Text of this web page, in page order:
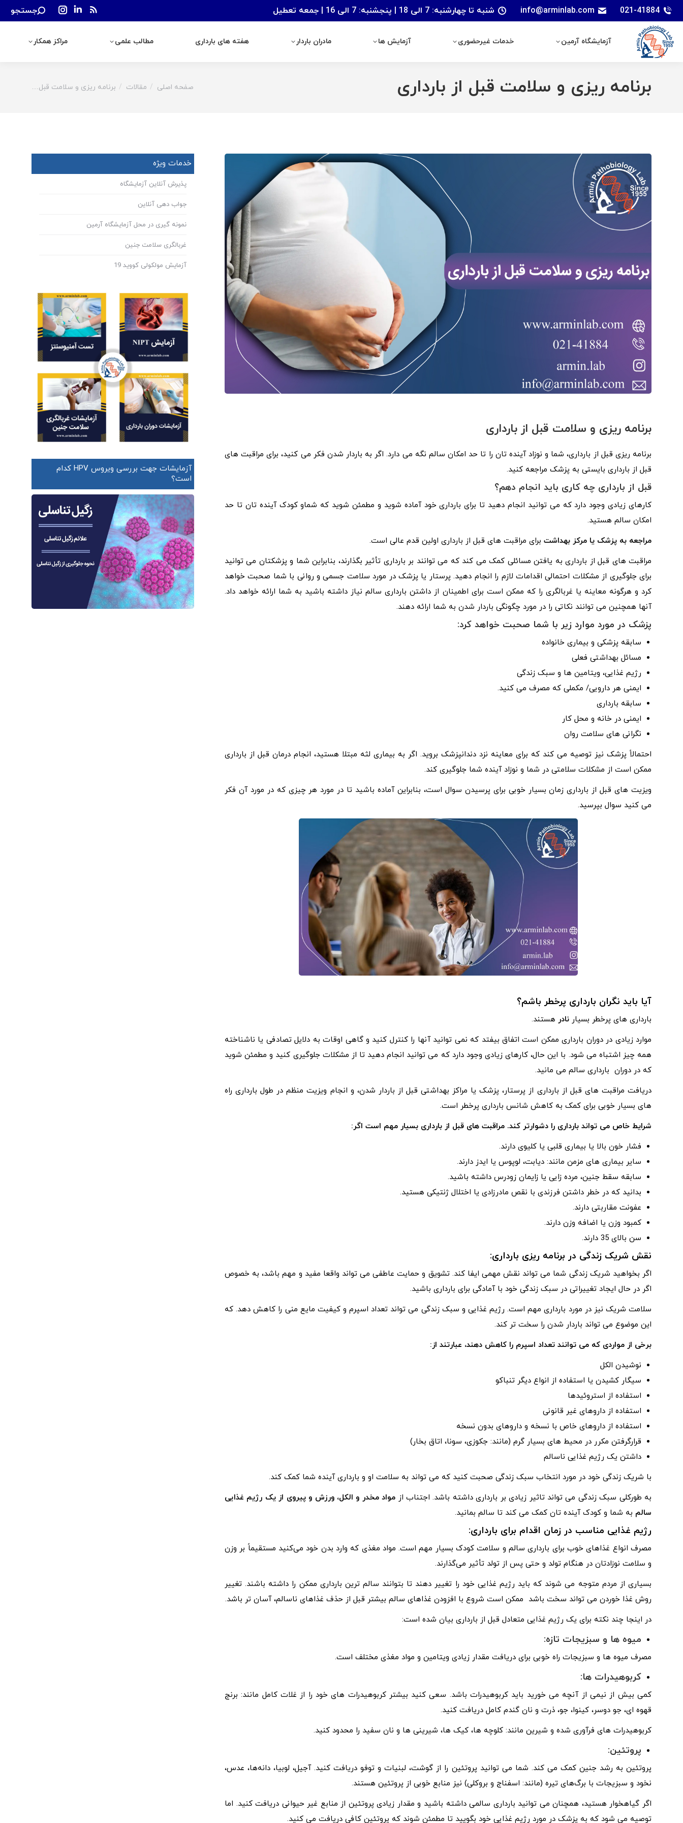
021-41884
info@arminlab.com شنبه تا چهارشنبه: 7 الی 18 | پنجشنبه: 7 الی 16 | جمعه تعطیل
Rss
Linkedin
opens
window
Instagram
opens
window
Search:
جستجو
آزمایشگاه آرمین خدمات غیرحضوری آزمایش ها مادران باردار هفته های بارداری مطالب علمی مراکز همکار
برنامه ریزی و سلامت قبل از بارداری You are here:
صفحه اصلی مقالات برنامه ریزی و سلامت قبل…
برنامه ریزی و سلامت قبل از بارداری
برنامه ریزی قبل از بارداری، شما و نوزاد آینده تان را تا حد امکان سالم نگه می دارد. اگر به باردار شدن فکر می کنید، برای مراقبت های
قبل از بارداری بایستی به پزشک مراجعه کنید.
قبل از بارداری چه کاری باید انجام دهم؟
کارهای زیادی وجود دارد که می توانید انجام دهید تا برای بارداری خود آماده شوید و مطمئن شوید که شماو کودک آینده تان تا حد
امکان سالم هستید.
مراجعه به پزشک یا مرکز بهداشت برای مراقبت های قبل از بارداری اولین قدم عالی است.
مراقبت های قبل از بارداری به یافتن مسائلی کمک می کند که می توانند بر بارداری تأثیر بگذارند، بنابراین شما و پزشکتان می توانید
برای جلوگیری از مشکلات احتمالی اقدامات لازم را انجام دهید. پرستار یا پزشک در مورد سلامت جسمی و روانی با شما صحبت خواهد
کرد و هرگونه معاینه یا غربالگری را که ممکن است برای اطمینان از داشتن بارداری سالم نیاز داشته باشید به شما ارائه خواهد داد.
آنها همچنین می توانند نکاتی را در مورد چگونگی باردار شدن به شما ارائه دهند.
پزشک در مورد موارد زیر با شما صحبت خواهد کرد:
سابقه پزشکی و بیماری خانواده
مسائل بهداشتی فعلی
رژیم غذایی، ویتامین ها و سبک زندگی
ایمنی هر دارویی/ مکملی که مصرف می کنید.
سابقه بارداری
ایمنی در خانه و محل کار
نگرانی های سلامت روان
احتمالاً پزشک نیز توصیه می کند که برای معاینه نزد دندانپزشک بروید. اگر به بیماری لثه مبتلا هستید، انجام درمان قبل از بارداری
ممکن است از مشکلات سلامتی در شما و نوزاد آینده شما جلوگیری کند.
ویزیت های قبل از بارداری زمان بسیار خوبی برای پرسیدن سوال است، بنابراین آماده باشید تا در مورد هر چیزی که در مورد آن فکر
می کنید سوال بپرسید.
آیا باید نگران بارداری پرخطر باشم؟
بارداری های پرخطر بسیار نادر هستند.
موارد زیادی در دوران بارداری ممکن است اتفاق بیفتد که نمی توانید آنها را کنترل کنید و گاهی اوقات به دلایل تصادفی یا ناشناخته
همه چیز اشتباه می شود. با این حال، کارهای زیادی وجود دارد که می توانید انجام دهید تا از مشکلات جلوگیری کنید و مطمئن شوید
که در دوران بارداری سالم می مانید.
دریافت مراقبت های قبل از بارداری از پرستار، پزشک یا مراکز بهداشتی قبل از باردار شدن، و انجام ویزیت منظم در طول بارداری راه
های بسیار خوبی برای کمک به کاهش شانس بارداری پرخطر است.
شرایط خاص می تواند بارداری را دشوارتر کند. مراقبت های قبل از بارداری بسیار مهم است اگر:
فشار خون بالا یا بیماری قلبی یا کلیوی دارند.
سایر بیماری های مزمن مانند: دیابت، لوپوس یا ایدز دارند.
سابقه سقط جنین، مرده زایی یا زایمان زودرس داشته باشید.
بدانید که در خطر داشتن فرزندی با نقص مادرزادی یا اختلال ژنتیکی هستید.
عفونت مقاربتی دارند.
کمبود وزن یا اضافه وزن دارند.
سن بالای 35 دارند.
نقش شریک زندگی در برنامه ریزی بارداری:
اگر بخواهید شریک زندگی شما می تواند نقش مهمی ایفا کند. تشویق و حمایت عاطفی می تواند واقعا مفید و مهم باشد، به خصوص
اگر در حال ایجاد تغییراتی در سبک زندگی خود با آمادگی برای بارداری باشید.
سلامت شریک نیز در مورد بارداری مهم است. رژیم غذایی و سبک زندگی می تواند تعداد اسپرم و کیفیت مایع منی را کاهش دهد. که
این موضوع می تواند باردار شدن را سخت تر کند.
برخی از مواردی که می توانند تعداد اسپرم را کاهش دهند، عبارتند از:
نوشیدن الکل
سیگار کشیدن یا استفاده از انواع دیگر تنباکو
استفاده از استروئیدها
استفاده از داروهای غیر قانونی
استفاده از داروهای خاص با نسخه و داروهای بدون نسخه
قرارگرفتن مکرر در محیط های بسیار گرم (مانند: جکوزی، سونا، اتاق بخار)
داشتن یک رژیم غذایی ناسالم
با شریک زندگی خود در مورد انتخاب سبک زندگی صحبت کنید که می تواند به سلامت او و بارداری آینده شما کمک کند.
به طورکلی سبک زندگی می تواند تاثیر زیادی بر بارداری داشته باشد. اجتناب از مواد مخدر و الکل، ورزش و پیروی از یک رژیم غذایی
سالم به شما و کودک آینده تان کمک می کند تا سالم بمانید.
رژیم غذایی مناسب در زمان اقدام برای بارداری:
مصرف انواع غذاهای خوب برای بارداری سالم و سلامت کودک بسیار مهم است. مواد مغذی که وارد بدن خود می‌کنید مستقیماً بر وزن
و سلامت نوزادتان در هنگام تولد و حتی پس از تولد تأثیر می‌گذارند.
بسیاری از مردم متوجه می شوند که باید رژیم غذایی خود را تغییر دهند تا بتوانند سالم ترین بارداری ممکن را داشته باشند. تغییر
روش غذا خوردن می تواند سخت باشد ممکن است شروع با افزودن غذاهای سالم بیشتر قبل از حذف غذاهای ناسالم، آسان تر باشد.
در اینجا چند نکته برای یک رژیم غذایی متعادل قبل از بارداری بیان شده است:
میوه ها و سبزیجات تازه:
مصرف میوه ها و سبزیجات راه خوبی برای دریافت مقدار زیادی ویتامین و مواد مغذی مختلف است.
کربوهیدرات ها:
کمی بیش از نیمی از آنچه می خورید باید کربوهیدرات باشد. سعی کنید بیشتر کربوهیدرات های خود را از غلات کامل مانند: برنج
قهوه ای، جو دوسر، کینوا، جو، ذرت و نان گندم کامل دریافت کنید.
کربوهیدرات های فرآوری شده و شیرین مانند: کلوچه ها، کیک ها، شیرینی ها و نان سفید را محدود کنید.
پروتئین:
پروتئین به رشد جنین کمک می کند. شما می توانید پروتئین را از گوشت، لبنیات و توفو دریافت کنید. آجیل، لوبیا، دانه‌ها، عدس،
نخود و سبزیجات با برگ‌های تیره (مانند: اسفناج و بروکلی) نیز منابع خوبی از پروتئین هستند.
اگر گیاهخوار هستید، همچنان می توانید بارداری سالمی داشته باشید و مقدار زیادی پروتئین از منابع غیر حیوانی دریافت کنید. اما
توصیه می شود که به پزشک در مورد رژیم غذایی خود بگویید تا مطمئن شوند که پروتئین کافی دریافت می کنید.
خدمات ویژه
پذیرش آنلاین آزمایشگاه
جواب دهی آنلاین
نمونه گیری در محل آزمایشگاه آرمین
غربالگری سلامت جنین
آزمایش مولکولی کووید 19
آزمایشات جهت بررسی ویروس HPV کدام
است؟
آزمایشگاه آرمین خدمات غیرحضوری آزمایش ها مادران باردار مراکز همکار